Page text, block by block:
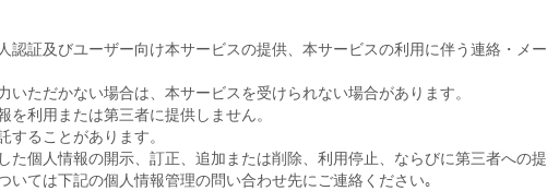
証及びユーザー向け本サービスの提供、本サービスの利用に伴う連絡・メー
ただかない場合は、本サービスを受けられない場合があります。
利用または第三者に提供しません。
ることがあります。
個人情報の開示、訂正、追加または削除、利用停止、ならびに第三者への提
ては下記の個人情報管理の問い合わせ先にご連絡ください｡